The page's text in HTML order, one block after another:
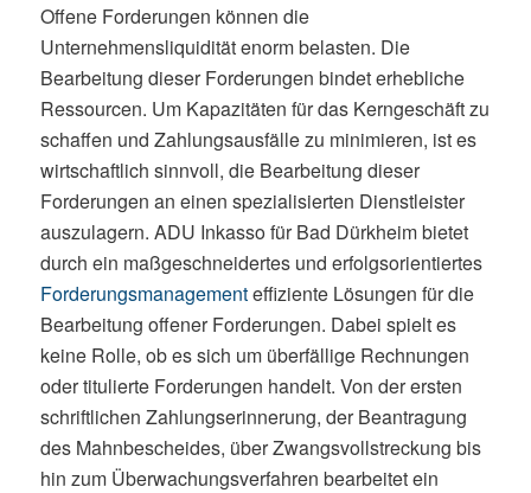
Offene Forderungen können die
Unternehmensliquidität enorm belasten. Die
Bearbeitung dieser Forderungen bindet erhebliche
Ressourcen. Um Kapazitäten für das Kerngeschäft zu
schaffen und Zahlungsausfälle zu minimieren, ist es
wirtschaftlich sinnvoll, die Bearbeitung dieser
Forderungen an einen spezialisierten Dienstleister
auszulagern. ADU Inkasso für Bad Dürkheim bietet
durch ein maßgeschneidertes und erfolgsorientiertes
Forderungsmanagementeffiziente Lösungen für die
Bearbeitung offener Forderungen. Dabei spielt es
keine Rolle, ob es sich um überfällige Rechnungen
oder titulierte Forderungen handelt. Von der ersten
schriftlichen Zahlungserinnerung, der Beantragung
des Mahnbescheides, über Zwangsvollstreckung bis
hin zum Überwachungsverfahren bearbeitet ein